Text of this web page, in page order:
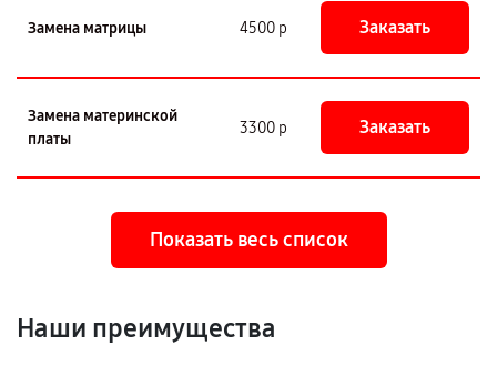
Замена матрицы 4500 р Заказать
Замена материнской
платы
3300 р Заказать
Показать весь список
Наши преимущества